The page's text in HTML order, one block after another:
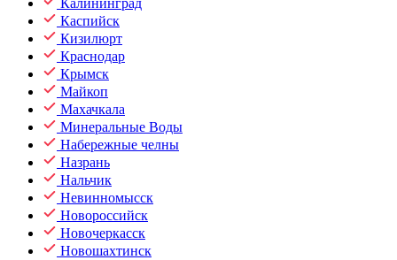
Калининград
Каспийск
Кизилюрт
Краснодар
Крымск
Майкоп
Махачкала
Минеральные Воды
Набережные челны
Назрань
Нальчик
Невинномысск
Новороссийск
Новочеркасск
Новошахтинск